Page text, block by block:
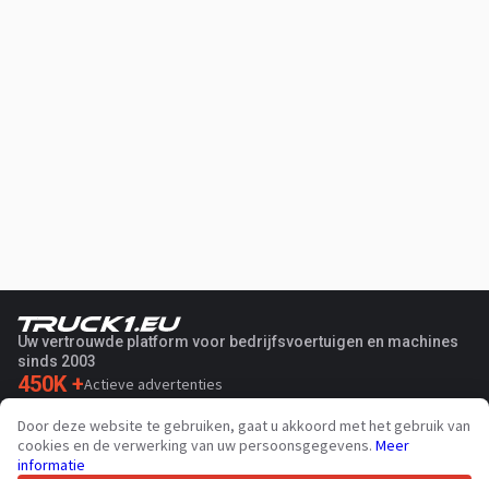
Uw vertrouwde platform voor bedrijfsvoertuigen en machines
sinds 2003
450K +Actieve advertenties
36Ondersteunde talen
4.7/5
Door deze website te gebruiken, gaat u akkoord met het gebruik van
cookies en de verwerking van uw persoonsgegevens. Meer
informatie